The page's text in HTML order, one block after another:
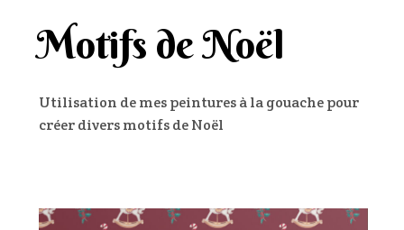
Motifs de Noël
Utilisation de mes peintures à la gouache pour
créer divers motifs de Noël